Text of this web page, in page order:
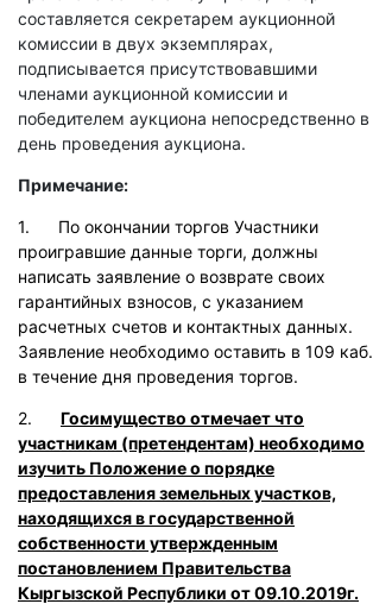
составляется секретарем аукционной
комиссии в двух экземплярах,
подписывается присутствовавшими
членами аукционной комиссии и
победителем аукциона непосредственно в
день проведения аукциона.
Примечание:
1. По окончании торгов Участники
проигравшие данные торги, должны
написать заявление о возврате своих
гарантийных взносов, с указанием
расчетных счетов и контактных данных.
Заявление необходимо оставить в 109 каб.
в течение дня проведения торгов.
2. Госимущество отмечает что
участникам (претендентам) необходимо
изучить Положение о порядке
предоставления земельных участков,
находящихся в государственной
собственности утвержденным
постановлением Правительства
Кыргызской Республики от 09.10.2019г.